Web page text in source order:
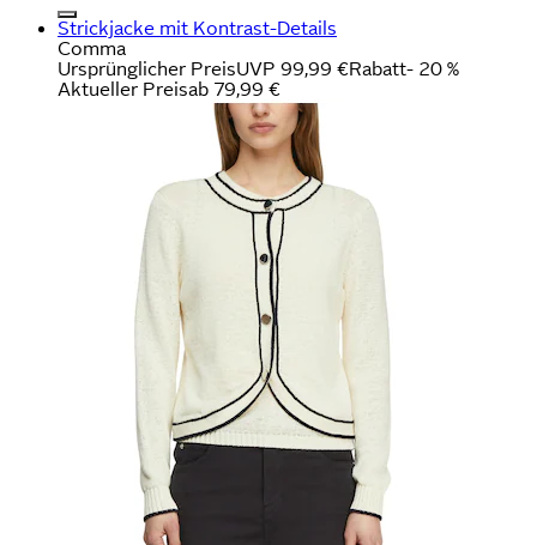
Strickjacke mit Kontrast-Details
Comma
Ursprünglicher PreisUVP 99,99 €Rabatt- 20 %
Aktueller Preisab 79,99 €